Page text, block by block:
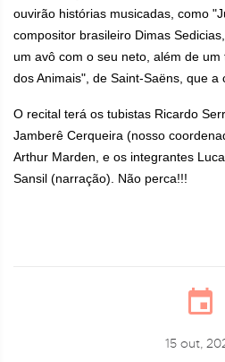
ouvirão histórias musicadas, como
compositor brasileiro Dimas
um avô com o seu neto, além de
dos Animais", de Saint-Saëns, que a
O recital terá os tubistas Ricardo
Jamberê Cerqueira (nosso
Arthur Marden, e os integrantes
Sansil (narração). Não perca!!!
15 out,